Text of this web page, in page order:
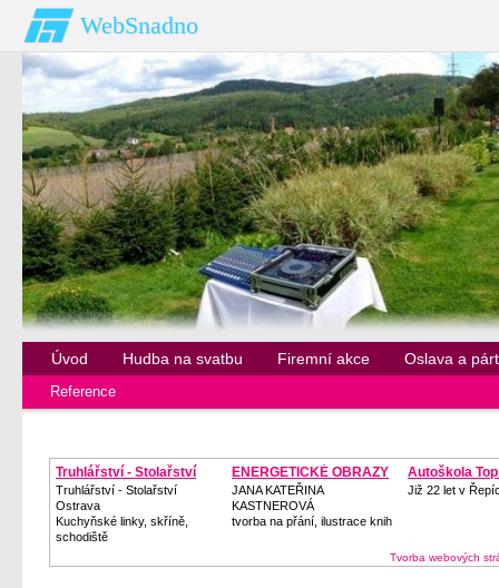
WebSnadno
Úvod Hudba na svatbu Firemní akce Oslava a
Reference
Truhlářství - Stolařství
Truhlářství - Stolařství
Ostrava
Kuchyňské linky, skříně,
schodiště
ENERGETICKÉ OBRAZY
JANA KATEŘINA
KASTNEROVÁ
tvorba na přání, ilustrace knih
Autoškola
Již 22 let v
Tvorba webových